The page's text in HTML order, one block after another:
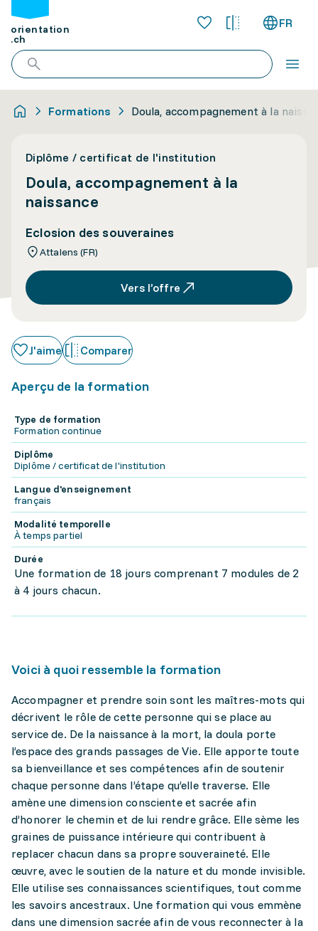
orientation
.ch
FR
Formations Doula, accompagnement à la
Diplôme / certificat de l'institution
Doula, accompagnement à la
naissance
Eclosion des souveraines
Attalens (FR)
Vers l’offre
J'aime Comparer
Aperçu de la formation
Type de formation
Formation continue
Diplôme
Diplôme / certificat de l'institution
Langue d'enseignement
français
Modalité temporelle
À temps partiel
Durée
Une formation de 18 jours comprenant 7 modules de 2
à 4 jours chacun.
Voici à quoi ressemble la formation
Accompagner et prendre soin sont les maîtres-mots qui
décrivent le rôle de cette personne qui se place au
service de. De la naissance à la mort, la doula porte
l’espace des grands passages de Vie. Elle apporte toute
sa bienveillance et ses compétences afin de soutenir
chaque personne dans l’étape qu’elle traverse. Elle
amène une dimension consciente et sacrée afin
d’honorer le chemin et de lui rendre grâce. Elle sème les
graines de puissance intérieure qui contribuent à
replacer chacun dans sa propre souveraineté. Elle
œuvre, avec le soutien de la nature et du monde invisible.
Elle utilise ses connaissances scientifiques, tout comme
les savoirs ancestraux. Une formation qui vous emmène
dans une dimension sacrée afin de vous reconnecter à la